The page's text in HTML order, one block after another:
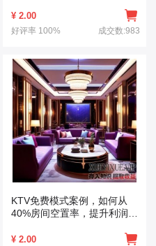
¥ 2.00
好评率 100% 成交数:983
KTV免费模式案例，如何从
40%房间空置率，提升利润到
¥ 2.00